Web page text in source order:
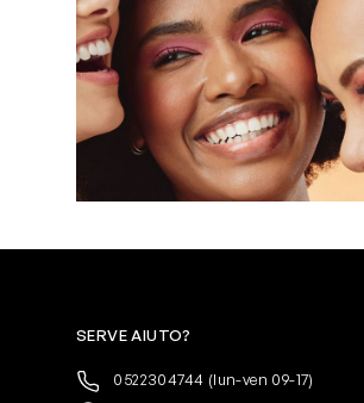
SERVE AIUTO?
0522304744 (lun-ven 09-17)